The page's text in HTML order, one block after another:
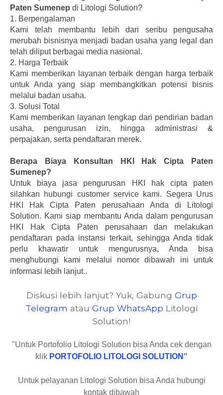
Paten Sumenep di Litologi Solution?
1. Berpengalaman
Kami telah membantu lebih dari seribu pengusaha
merubah bisnisnya menjadi badan usaha yang legal dan
telah diliput berbagai media nasional.
2. Harga Terbaik
Kami memberikan layanan terbaik dengan harga terbaik
untuk Anda yang siap membangkitkan potensi bisnis
melalui badan usaha.
3. Solusi Total
Kami memberikan layanan lengkap dari pendirian badan
usaha, pengurusan izin, hingga administrasi &
perpajakan, serta pendaftaran merek.
Berapa Biaya Konsultan HKI Hak Cipta Paten
Sumenep?
Untuk biaya jasa pengurusan HKI hak cipta paten
silahkan hubungi customer service kami. Segera Urus
HKI Hak Cipta Paten perusahaan Anda di Litologi
Solution. Kami siap membantu Anda dalam pengurusan
HKI Hak Cipta Paten perusahaan dan melakukan
pendaftaran pada instansi terkait, sehingga Anda tidak
perlu khawatir untuk mengurusnya, Anda bisa
menghubungi kami melalui nomor dibawah ini untuk
informasi lebih lanjut..
Diskusi lebih lanjut? Yuk, Gabung Grup
Telegram atau Grup WhatsApp Litologi
Solution!
"Untuk Portofolio Litologi Solution bisa Anda cek dengan
klik PORTOFOLIO LITOLOGI SOLUTION "
Untuk pelayanan Litologi Solution bisa Anda hubungi
kontak dibawah